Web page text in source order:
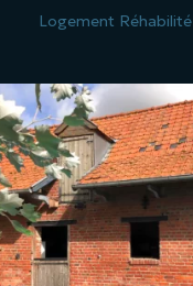
Logement Réhabilité